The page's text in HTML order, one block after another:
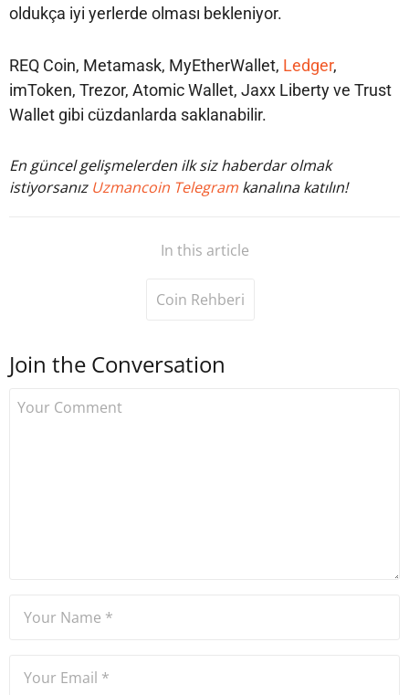
oldukça iyi yerlerde olması bekleniyor.
REQ Coin, Metamask, MyEtherWallet, Ledger,
imToken, Trezor, Atomic Wallet, Jaxx Liberty ve Trust
Wallet gibi cüzdanlarda saklanabilir.
En güncel gelişmelerden ilk siz haberdar olmak
istiyorsanız Uzmancoin Telegram kanalına katılın!
In this article
Coin Rehberi
Join the Conversation